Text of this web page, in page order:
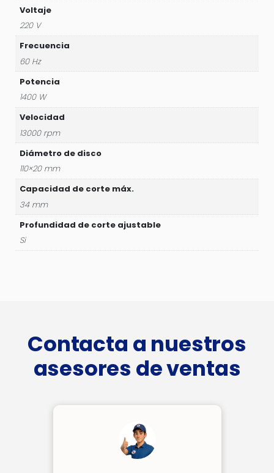
TS3141102
cantidad
Voltaje
220 V
Frecuencia
60 Hz
Potencia
1400 W
Velocidad
13000 rpm
Diámetro de disco
110×20 mm
Capacidad de corte máx.
34 mm
Profundidad de corte ajustable
Si
Contacta a nuestros
asesores de ventas